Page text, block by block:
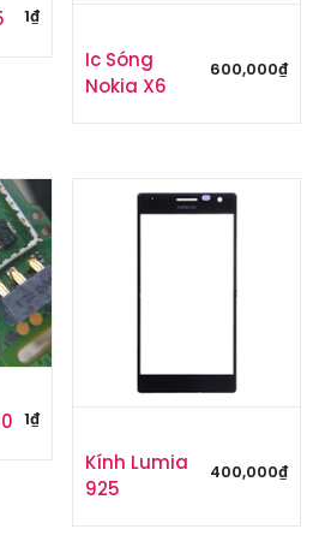
1₫
Ic Sóng
Nokia X6
600,000₫
1₫
Kính Lumia
925
400,000₫